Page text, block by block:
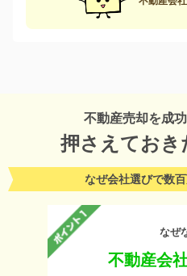
不動産売却を成
押さえておき
なぜ会社選びで数
なぜ
不動産会